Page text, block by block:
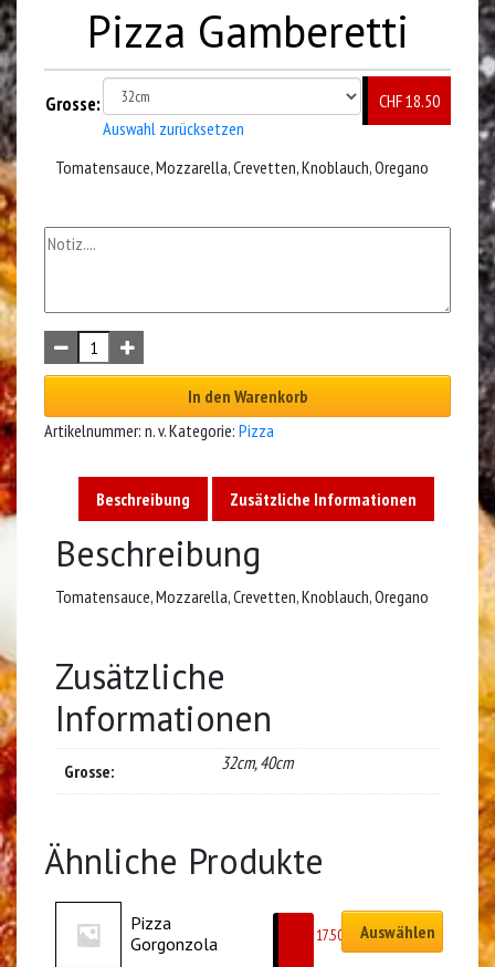
Pizza Gamberetti
CHF 18.50
Tomatensauce, Mozzarella, Crevetten, Knoblauch, Oregano
Grosse:
Auswahl zurücksetzen
In den Warenkorb
Artikelnummer: n. v.Kategorie: Pizza
Beschreibung Zusätzliche Informationen
Beschreibung
Tomatensauce, Mozzarella, Crevetten, Knoblauch, Oregano
Zusätzliche
Informationen
Grosse: 32cm, 40cm
Ähnliche Produkte
Pizza
Gorgonzola
17.50
Auswählen